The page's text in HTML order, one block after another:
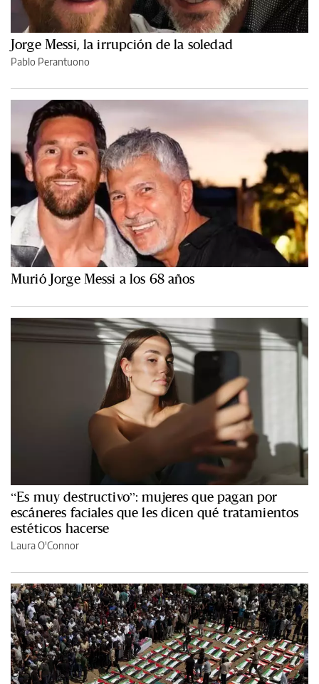
Jorge Messi, la irrupción de la soledad
Pablo Perantuono
Murió Jorge Messi a los 68 años
“Es muy destructivo”: mujeres que pagan por
escáneres faciales que les dicen qué tratamientos
estéticos hacerse
Laura O'Connor